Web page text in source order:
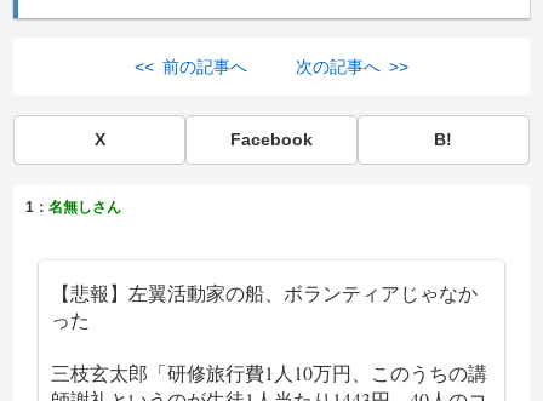
<< 前の記事へ 次の記事へ >>
X Facebook B!
1：名無しさん
【悲報】左翼活動家の船、ボランティアじゃなか
った
三枝玄太郎「研修旅行費1人10万円、このうちの講